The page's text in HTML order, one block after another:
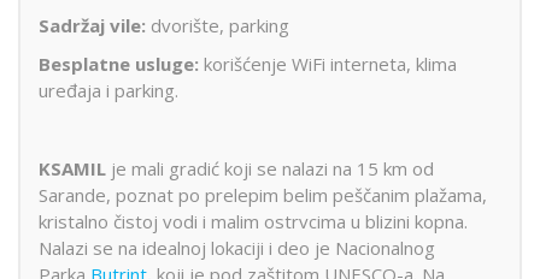
Sadržaj vile: dvorište, parking
Besplatne usluge: korišćenje WiFi interneta, klima
uređaja i parking.
KSAMIL je mali gradić koji se nalazi na 15 km od
Sarande, poznat po prelepim belim peščanim plažama,
kristalno čistoj vodi i malim ostrvcima u blizini kopna.
Nalazi se na idealnoj lokaciji i deo je Nacionalnog